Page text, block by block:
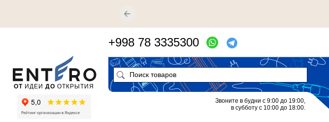
ОТ ИДЕИ ДО ОТКРЫТИЯ
+998 78 3335300
Звоните в будни с 9:00 до 19:00,
в субботу с 10:00 до 18:00.